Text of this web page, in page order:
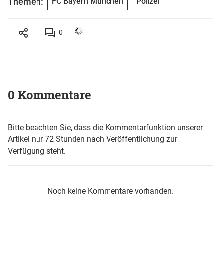
0
0 Kommentare
Bitte beachten Sie, dass die Kommentarfunktion unserer
Artikel nur 72 Stunden nach Veröffentlichung zur
Verfügung steht.
Noch keine Kommentare vorhanden.